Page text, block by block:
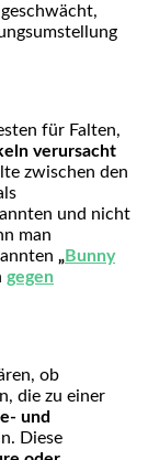
für Falten,
verursacht
zwischen den
und nicht
man
„Bunny
gegen
ob
die zu einer
und
Diese